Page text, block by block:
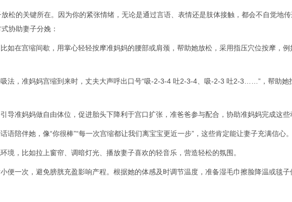
的关键所在。因为你的紧张情绪，无论是通过言语、表情还是肢体接触，都会不自觉地传
协助妻子分娩：
如在宫缩间歇，用掌心轻轻按摩准妈妈的腰部或肩颈，帮助她放松，采用指压穴位按摩，例
法，准妈妈宫缩到来时，丈夫大声呼出口号“吸-2-3-4 吐2-3-4、吸-2-3 吐2-3……”，帮助她
导准妈妈做自由体位，促进胎头下降利于宫口扩张，准爸爸参与配合，协助准妈妈完成这些
语陪伴她，像“你很棒”“每一次宫缩都让我们离宝宝更近一步”，这些肯定能让妻子充满信心。
境，比如拉上窗帘、调暗灯光、播放妻子喜欢的轻音乐，营造轻松的氛围。
便一次，避免膀胱充盈影响产程。根据她的体感及时调节温度，准备湿毛巾擦脸降温或毯子